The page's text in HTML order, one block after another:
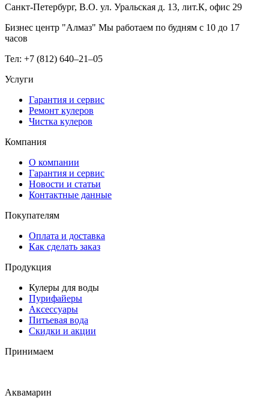
Санкт-Петербург, В.О. ул. Уральская д. 13, лит.К, офис 29
Бизнес центр "Алмаз" Мы работаем по будням с 10 до 17
часов
Тел: +7 (812) 640–21–05
Услуги
Гарантия и сервис
Ремонт кулеров
Чистка кулеров
Компания
О компании
Гарантия и сервис
Новости и статьи
Контактные данные
Покупателям
Оплата и доставка
Как сделать заказ
Продукция
Кулеры для воды
Пурифайеры
Аксессуары
Питьевая вода
Скидки и акции
Принимаем
Аквамарин